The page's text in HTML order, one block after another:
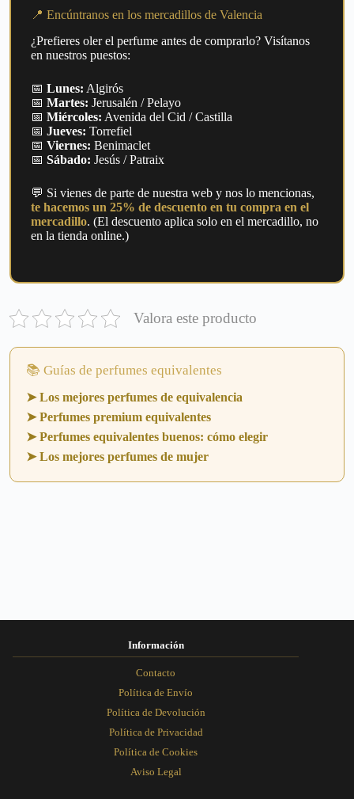
📍 Encúntranos en los mercadillos de Valencia
¿Prefieres oler el perfume antes de comprarlo? Visítanos
en nuestros puestos:
📅 Lunes: Algirós
📅 Martes: Jerusalén / Pelayo
📅 Miércoles: Avenida del Cid / Castilla
📅 Jueves: Torrefiel
📅 Viernes: Benimaclet
📅 Sábado: Jesús / Patraix
💬 Si vienes de parte de nuestra web y nos lo mencionas,
te hacemos un 25% de descuento en tu compra en el
mercadillo. (El descuento aplica solo en el mercadillo, no
en la tienda online.)
Valora este producto
📚 Guías de perfumes equivalentes
➤ Los mejores perfumes de equivalencia
➤ Perfumes premium equivalentes
➤ Perfumes equivalentes buenos: cómo elegir
➤ Los mejores perfumes de mujer
Información
Contacto
Política de Envío
Política de Devolución
Política de Privacidad
Política de Cookies
Aviso Legal